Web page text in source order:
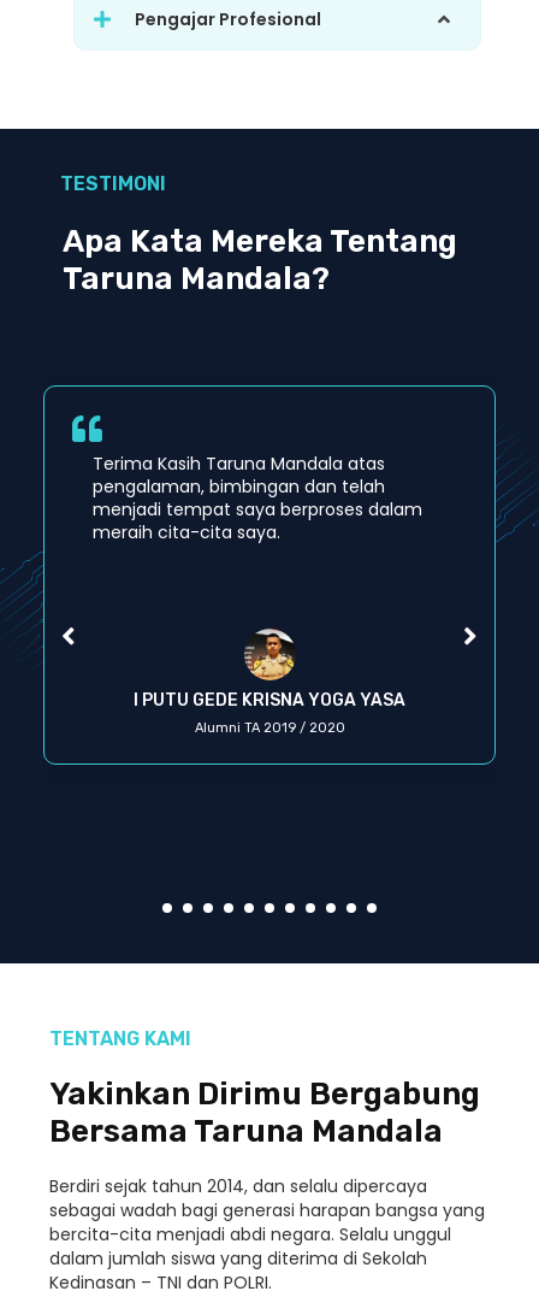
Pengajar Profesional
TESTIMONI
Apa Kata Mereka Tentang
Taruna Mandala?
I PUTU GEDE KRISNA YOGA YASA
Alumni TA 2019 / 2020
Terima Kasih Taruna Mandala atas
pengalaman, bimbingan dan telah
menjadi tempat saya berproses dalam
meraih cita-cita saya.
TENTANG KAMI
Yakinkan Dirimu Bergabung
Bersama Taruna Mandala
Berdiri sejak tahun 2014, dan selalu dipercaya
sebagai wadah bagi generasi harapan bangsa yang
bercita-cita menjadi abdi negara. Selalu unggul
dalam jumlah siswa yang diterima di Sekolah
Kedinasan – TNI dan POLRI.